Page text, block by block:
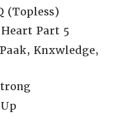
(Topless)
Part 5
Knxwledge,